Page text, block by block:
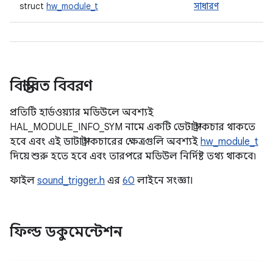
struct hw_module_t সাধারণ
বিস্তারিত বিবরণ
প্রতিটি হার্ডওয়্যার মডিউলে অবশ্যই
HAL_MODULE_INFO_SYM নামে একটি ডেটা স্ট্রাকচার থাকতে
হবে এবং এই ডাটা স্ট্রাকচারের ক্ষেত্রগুলি অবশ্যই hw_module_t
দিয়ে শুরু হতে হবে এবং তারপরে মডিউল নির্দিষ্ট তথ্য থাকবে৷
ফাইল sound_trigger.h এর 60 লাইনে সংজ্ঞা।
ফিল্ড ডকুমেন্টেশন